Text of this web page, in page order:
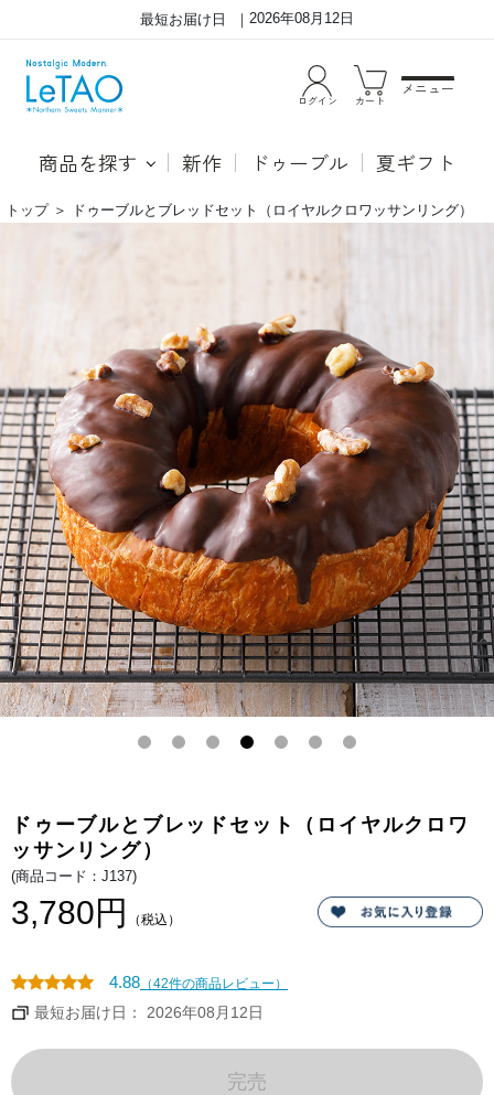
最短お届け日 2026年08月12日
ログイン カート
メニュー
商品を探す 新作 ドゥーブル 夏ギフト
トップ ＞
ドゥーブルとブレッドセット（ロイヤルクロワッサンリング）
ッ
ト
（ロ
イ
ヤ
ル
ク
ロ
ワ
ッ
サ
ン
リ
ン
グ）
ーブ
ルフ
ロマ
ージ
ュ」
と言
われ
るほ
どの
看板
商
品。
北海
道の
生乳
から
作る
ルタ
オ特
製の
生ク
リー
ムと
世界
ぺた
が落
ちる
ほど
美味
チー
ズケ
ー
かり
とし
たコ
クを
るベ
イク
ドゥーブルとブレッドセット（ロイヤルクロワ
ッサンリング）
(商品コード：J137)
3,780円 （税込）
4.88 （42件の商品レビュー）
最短お届け日： 2026年08月12日
完売